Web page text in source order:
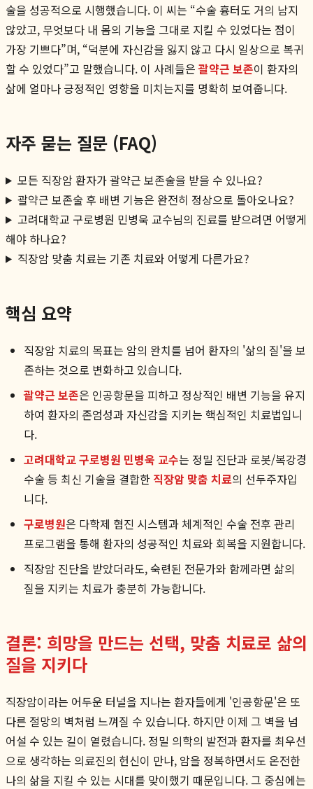
술을 성공적으로 시행했습니다. 이 씨는 “수술 흉터도 거의 남지
않았고, 무엇보다 내 몸의 기능을 그대로 지킬 수 있었다는 점이
가장 기쁘다”며, “덕분에 자신감을 잃지 않고 다시 일상으로 복귀
할 수 있었다”고 말했습니다. 이 사례들은괄약근 보존이 환자의
삶에 얼마나 긍정적인 영향을 미치는지를 명확히 보여줍니다.
자주 묻는 질문 (FAQ)
모든 직장암 환자가 괄약근 보존술을 받을 수 있나요?
괄약근 보존술 후 배변 기능은 완전히 정상으로 돌아오나요?
고려대학교 구로병원 민병욱 교수님의 진료를 받으려면 어떻게
해야 하나요?
직장암 맞춤 치료는 기존 치료와 어떻게 다른가요?
핵심 요약
직장암 치료의 목표는 암의 완치를 넘어 환자의 '삶의 질'을 보
존하는 것으로 변화하고 있습니다.
괄약근 보존은 인공항문을 피하고 정상적인 배변 기능을 유지
하여 환자의 존엄성과 자신감을 지키는 핵심적인 치료법입니
다.
고려대학교 구로병원 민병욱 교수는 정밀 진단과 로봇/복강경
수술 등 최신 기술을 결합한 직장암 맞춤 치료의 선두주자입
니다.
구로병원은 다학제 협진 시스템과 체계적인 수술 전후 관리
프로그램을 통해 환자의 성공적인 치료와 회복을 지원합니다.
직장암 진단을 받았더라도, 숙련된 전문가와 함께라면 삶의
질을 지키는 치료가 충분히 가능합니다.
결론: 희망을 만드는 선택, 맞춤 치료로 삶의
질을 지키다
직장암이라는 어두운 터널을 지나는 환자들에게 '인공항문'은 또
다른 절망의 벽처럼 느껴질 수 있습니다. 하지만 이제 그 벽을 넘
어설 수 있는 길이 열렸습니다. 정밀 의학의 발전과 환자를 최우선
으로 생각하는 의료진의 헌신이 만나, 암을 정복하면서도 온전한
나의 삶을 지킬 수 있는 시대를 맞이했기 때문입니다. 그 중심에는